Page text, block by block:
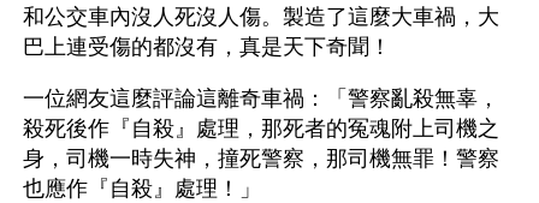
和公交車內沒人死沒人傷。製造了這麼大車禍，大
巴上連受傷的都沒有，真是天下奇聞！
一位網友這麼評論這離奇車禍：「警察亂殺無辜，
殺死後作『自殺』處理，那死者的冤魂附上司機之
身，司機一時失神，撞死警察，那司機無罪！警察
也應作『自殺』處理！」